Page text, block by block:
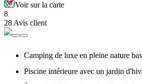
Voir sur la carte
8
28 Avis client
Camping de luxe en pleine nature
Piscine intérieure avec un jardin